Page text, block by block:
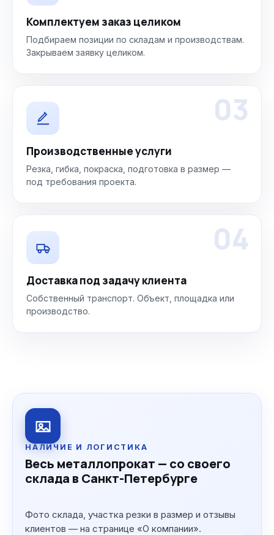
Комплектуем заказ целиком
Подбираем позиции по складам и производствам.
Закрываем заявку целиком.
03
Производственные услуги
Резка, гибка, покраска, подготовка в размер —
под требования проекта.
04
Доставка под задачу клиента
Собственный транспорт. Объект, площадка или
производство.
НАЛИЧИЕ И ЛОГИСТИКА
Весь металлопрокат — со своего
склада в Санкт-Петербурге
Фото склада, участка резки в размер и отзывы
клиентов — на странице «О компании».